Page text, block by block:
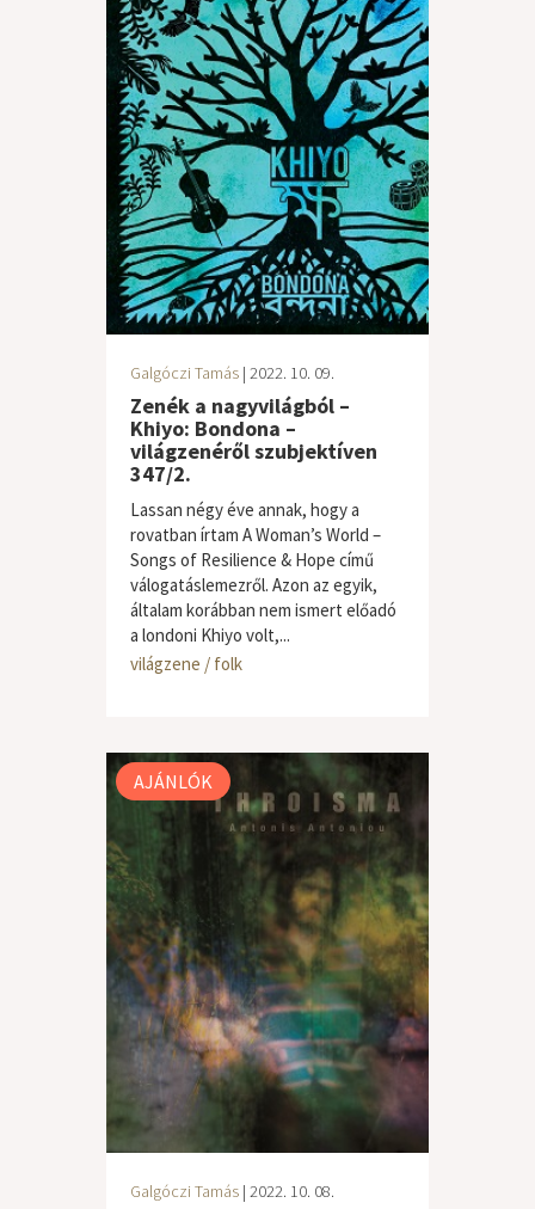
Galgóczi Tamás | 2022. 10. 09.
Zenék a nagyvilágból –
Khiyo: Bondona –
világzenéről szubjektíven
347/2.
Lassan négy éve annak, hogy a
rovatban írtam A Woman’s World –
Songs of Resilience & Hope című
válogatáslemezről. Azon az egyik,
általam korábban nem ismert előadó
a londoni Khiyo volt,...
világzene / folk
AJÁNLÓK
Galgóczi Tamás | 2022. 10. 08.